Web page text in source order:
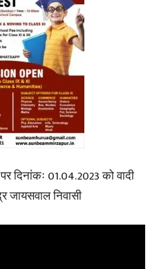
दिनांकः 01.04.2023 को वादी
जायसवाल निवासी